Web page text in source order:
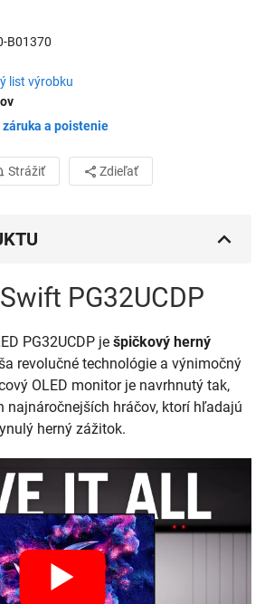
B01370
list výrobku
a poistenie
Strážiť Zdieľať
PG32UCDP
PG32UCDP je špičkový herný
revolučné technológie a výnimočný
OLED monitor je navrhnutý tak,
najnáročnejších hráčov, ktorí hľadajú
herný zážitok.